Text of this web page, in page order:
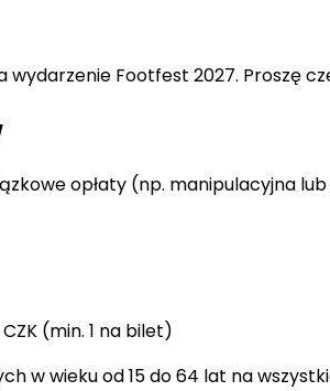
wydarzenie Footfest 2027. Proszę
opłaty (np. manipulacyjna
(min. 1 na bilet)
w wieku od 15 do 64 lat na